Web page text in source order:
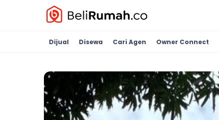
Dijual Disewa Cari Agen Owner Connect